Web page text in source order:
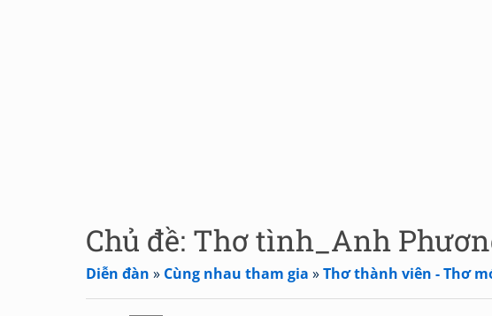
Chủ đề: Thơ tình_Anh
Diễn đàn » Cùng nhau tham gia »Thơ thành viên - Thơ